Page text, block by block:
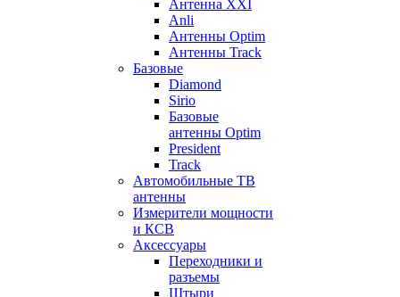
Антенна XXI
Anli
Антенны Optim
Антенны Track
Базовые
Diamond
Sirio
Базовые
антенны Optim
President
Track
Автомобильные ТВ
антенны
Измерители мощности
и КСВ
Аксессуары
Переходники и
разъемы
Штыри